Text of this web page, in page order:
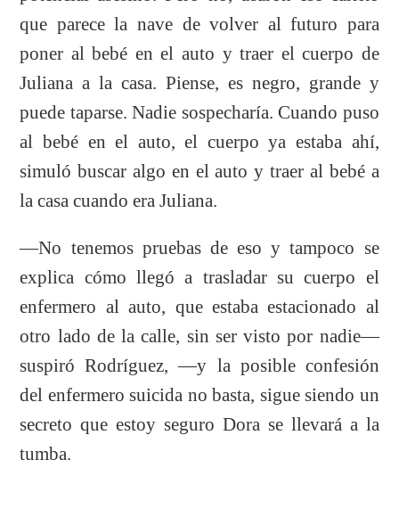
que parece la nave de volver al futuro para
poner al bebé en el auto y traer el cuerpo de
Juliana a la casa. Piense, es negro, grande y
puede taparse. Nadie sospecharía. Cuando puso
al bebé en el auto, el cuerpo ya estaba ahí,
simuló buscar algo en el auto y traer al bebé a
la casa cuando era Juliana.
—No tenemos pruebas de eso y tampoco se
explica cómo llegó a trasladar su cuerpo el
enfermero al auto, que estaba estacionado al
otro lado de la calle, sin ser visto por nadie—
suspiró Rodríguez, —y la posible confesión
del enfermero suicida no basta, sigue siendo un
secreto que estoy seguro Dora se llevará a la
tumba.